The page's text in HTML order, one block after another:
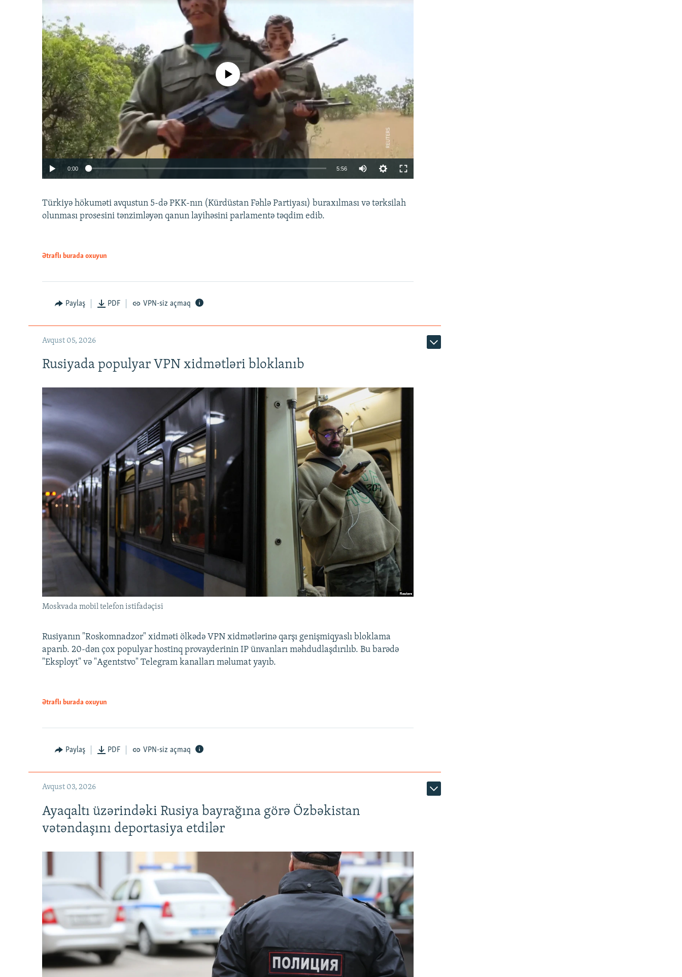
No media source currently available
0:00 5:56
360p
Türkiyə hökuməti avqustun 5-də PKK-nın (Kürdüstan Fəhlə Partiyası) buraxılması və tərksilah
olunması prosesini tənzimləyən qanun layihəsini parlamentə təqdim edib.
Ətraflı burada oxuyun
Paylaş PDF VPN-siz açmaq
Avqust 05, 2026
Rusiyada populyar VPN xidmətləri bloklanıb
Moskvada mobil telefon istifadəçisi
Rusiyanın "Roskomnadzor" xidməti ölkədə VPN xidmətlərinə qarşı genişmiqyaslı bloklama
aparıb. 20-dən çox populyar hostinq provayderinin IP ünvanları məhdudlaşdırılıb. Bu barədə
"Eksployt" və "Agentstvo" Telegram kanalları məlumat yayıb.
Ətraflı burada oxuyun
Paylaş PDF VPN-siz açmaq
Avqust 03, 2026
Ayaqaltı üzərindəki Rusiya bayrağına görə Özbəkistan
vətəndaşını deportasiya etdilər